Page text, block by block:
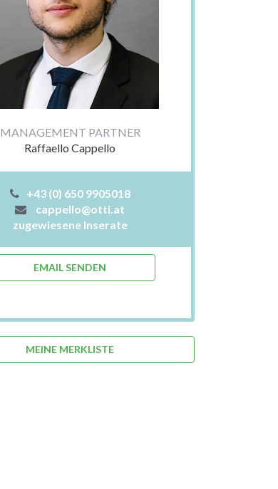
MANAGEMENT PARTNER
Raffaello Cappello
+43 (0) 650 9905018
cappello@otti.at
zugewiesene Inserate
EMAIL SENDEN
MEINE MERKLISTE